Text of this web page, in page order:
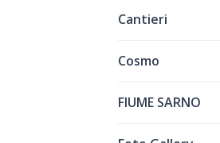
Cantieri
Cosmo
FIUME SARNO